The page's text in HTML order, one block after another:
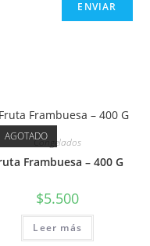
AGOTADOCongelados
Frambuesa – 400 G
$5.500
Leer más